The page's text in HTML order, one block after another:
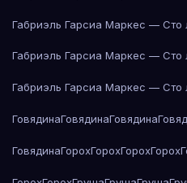
Габриэль Гарсиа Маркес — Сто
Габриэль Гарсиа Маркес — Сто
Габриэль Гарсиа Маркес — Сто
ГовядинаГовядинаГовядина
ГовядинаГорохГорохГорохГорох